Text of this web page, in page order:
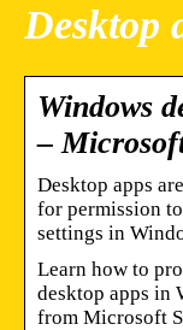
Desktop
Windows
–
Desktop apps
for permission
settings in
Learn how to
desktop apps in
from Microsoft